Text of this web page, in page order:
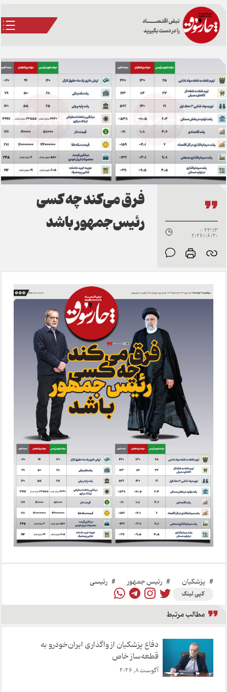
23:13 -
2026/06/20
فرق می‌کند چه کسی
رئیس‌‌جمهور باشد
# پزشکیان # رئیس جمهور # رئیسی
کپی لینک
مطالب مرتبط
دفاع پزشکیان از واگذاری ایران‌خودرو به
قطعه‌ساز خاص
آگوست 8, 2026